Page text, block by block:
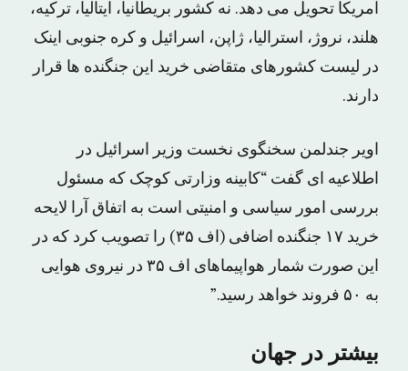
آمریکا تحویل می دهد. نه کشور بریطانیا، ایتالیا، ترکیه،
هلند، نروژ، استرالیا، ژاپن، اسرائیل و کره جنوبی اینک
در لیست کشورهای متقاضی خرید این جنگنده ها قرار
دارند.
اویر جندلمن سخنگوی نخست وزیر اسرائیل در
اطلاعیه ای گفت “کابینه وزارتی کوچک که مسئول
بررسی امور سیاسی و امنیتی است به اتفاق آرا لایحه
خرید ۱۷ جنگنده اضافی (اف ۳۵) را تصویب کرد که در
این صورت شمار هواپیماهای اف ۳۵ در نیروی هوایی
به ۵۰ فروند خواهد رسید.”
بیشتر در جهان